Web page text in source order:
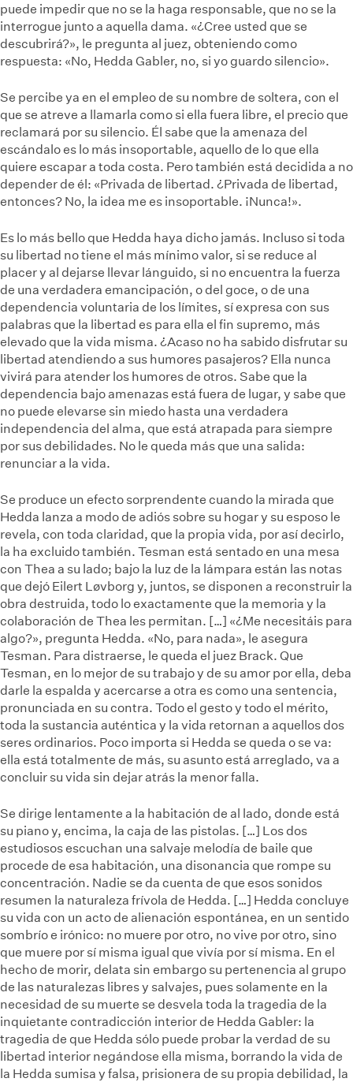
puede impedir que no se la haga responsable, que no se la
interrogue junto a aquella dama. «¿Cree usted que se
descubrirá?», le pregunta al juez, obteniendo como
respuesta: «No, Hedda Gabler, no, si yo guardo silencio».
Se percibe ya en el empleo de su nombre de soltera, con el
que se atreve a llamarla como si ella fuera libre, el precio que
reclamará por su silencio. Él sabe que la amenaza del
escándalo es lo más insoportable, aquello de lo que ella
quiere escapar a toda costa. Pero también está decidida a no
depender de él: «Privada de libertad. ¿Privada de libertad,
entonces? No, la idea me es insoportable. ¡Nunca!».
Es lo más bello que Hedda haya dicho jamás. Incluso si toda
su libertad no tiene el más mínimo valor, si se reduce al
placer y al dejarse llevar lánguido, si no encuentra la fuerza
de una verdadera emancipación, o del goce, o de una
dependencia voluntaria de los límites, sí expresa con sus
palabras que la libertad es para ella el fin supremo, más
elevado que la vida misma. ¿Acaso no ha sabido disfrutar su
libertad atendiendo a sus humores pasajeros? Ella nunca
vivirá para atender los humores de otros. Sabe que la
dependencia bajo amenazas está fuera de lugar, y sabe que
no puede elevarse sin miedo hasta una verdadera
independencia del alma, que está atrapada para siempre
por sus debilidades. No le queda más que una salida:
renunciar a la vida.
Se produce un efecto sorprendente cuando la mirada que
Hedda lanza a modo de adiós sobre su hogar y su esposo le
revela, con toda claridad, que la propia vida, por así decirlo,
la ha excluido también. Tesman está sentado en una mesa
con Thea a su lado; bajo la luz de la lámpara están las notas
que dejó Eilert Løvborg y, juntos, se disponen a reconstruir la
obra destruida, todo lo exactamente que la memoria y la
colaboración de Thea les permitan. […] «¿Me necesitáis para
algo?», pregunta Hedda. «No, para nada», le asegura
Tesman. Para distraerse, le queda el juez Brack. Que
Tesman, en lo mejor de su trabajo y de su amor por ella, deba
darle la espalda y acercarse a otra es como una sentencia,
pronunciada en su contra. Todo el gesto y todo el mérito,
toda la sustancia auténtica y la vida retornan a aquellos dos
seres ordinarios. Poco importa si Hedda se queda o se va:
ella está totalmente de más, su asunto está arreglado, va a
concluir su vida sin dejar atrás la menor falla.
Se dirige lentamente a la habitación de al lado, donde está
su piano y, encima, la caja de las pistolas. […] Los dos
estudiosos escuchan una salvaje melodía de baile que
procede de esa habitación, una disonancia que rompe su
concentración. Nadie se da cuenta de que esos sonidos
resumen la naturaleza frívola de Hedda. […] Hedda concluye
su vida con un acto de alienación espontánea, en un sentido
sombrío e irónico: no muere por otro, no vive por otro, sino
que muere por sí misma igual que vivía por sí misma. En el
hecho de morir, delata sin embargo su pertenencia al grupo
de las naturalezas libres y salvajes, pues solamente en la
necesidad de su muerte se desvela toda la tragedia de la
inquietante contradicción interior de Hedda Gabler: la
tragedia de que Hedda sólo puede probar la verdad de su
libertad interior negándose ella misma, borrando la vida de
la Hedda sumisa y falsa, prisionera de su propia debilidad, la